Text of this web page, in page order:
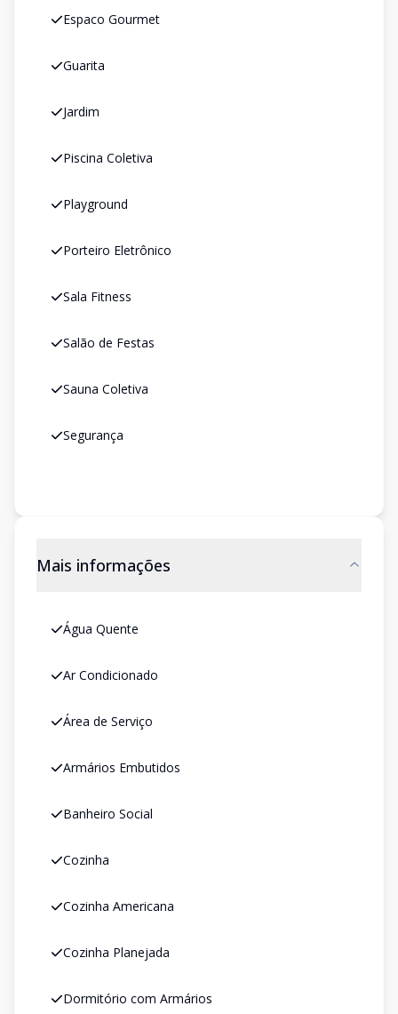
Espaco Gourmet
Guarita
Jardim
Piscina Coletiva
Playground
Porteiro Eletrônico
Sala Fitness
Salão de Festas
Sauna Coletiva
Segurança
Mais informações
Água Quente
Ar Condicionado
Área de Serviço
Armários Embutidos
Banheiro Social
Cozinha
Cozinha Americana
Cozinha Planejada
Dormitório com Armários